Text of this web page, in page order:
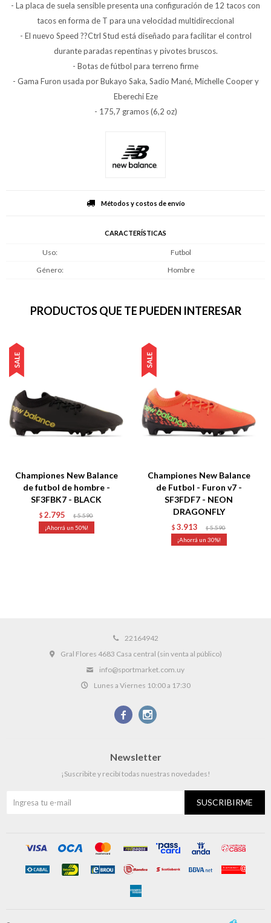
- La placa de suela sensible presenta una configuración de 12 tacos con
tacos en forma de T para una velocidad multidireccional
- El nuevo Speed ??Ctrl Stud está diseñado para facilitar el control
durante paradas repentinas y pivotes bruscos.
- Botas de fútbol para terreno firme
- Gama Furon usada por Bukayo Saka, Sadio Mané, Michelle Cooper y
Eberechi Eze
- 175,7 gramos (6,2 oz)
Métodos y costos de envío
CARACTERÍSTICAS
Uso
Futbol
Género
Hombre
PRODUCTOS QUE TE PUEDEN INTERESAR
Championes New Balance
de futbol de hombre -
SF3FBK7 - BLACK
$ 2.795 $ 5.590
50
Championes New Balance
de Futbol - Furon v7 -
SF3FDF7 - NEON
DRAGONFLY
$ 3.913 $ 5.590
30
22164942
Gral Flores 4683 Casa central (sin venta al público)
info@sportmarket.com.uy
Lunes a Viernes 10:00 a 17:30
 
Newsletter
¡Suscribite y recibí todas nuestras novedades!
SUSCRIBIRME